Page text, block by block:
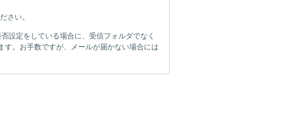
さい。
設定をしている場合に、受信フォルダでなく
。お手数ですが、メールが届かない場合には